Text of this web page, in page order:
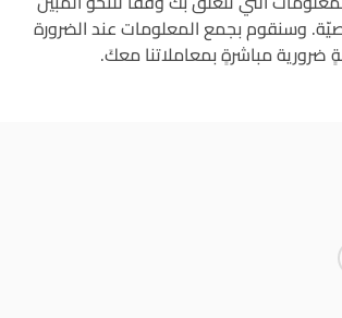
وسنقوم بجمع المعلومات عند الضرورة
ضرورية مباشرةٍ بمعاملاتنا معكَ.